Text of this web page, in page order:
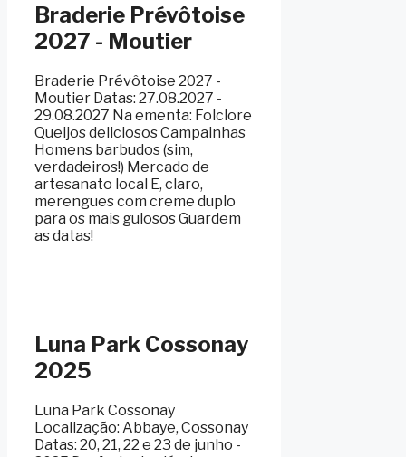
Braderie Prévôtoise
2027 - Moutier
Braderie Prévôtoise 2027 -
Moutier Datas: 27.08.2027 -
29.08.2027 Na ementa: Folclore
Queijos deliciosos Campainhas
Homens barbudos (sim,
verdadeiros!) Mercado de
artesanato local E, claro,
merengues com creme duplo
para os mais gulosos Guardem
as datas!
Luna Park Cossonay
2025
Luna Park Cossonay
Localização: Abbaye, Cossonay ️
Datas: 20, 21, 22 e 23 de junho -